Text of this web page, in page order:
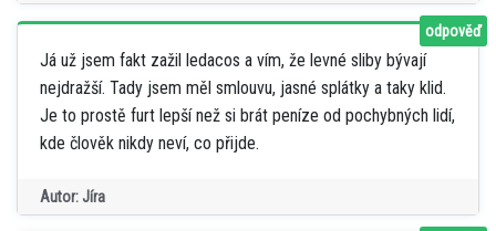
Já už jsem fakt zažil ledacos a vím, že levné sliby bývají
nejdražší. Tady jsem měl smlouvu, jasné splátky a taky klid.
Je to prostě furt lepší než si brát peníze od pochybných lidí,
kde člověk nikdy neví, co přijde.
Autor: Jíra
odpověď